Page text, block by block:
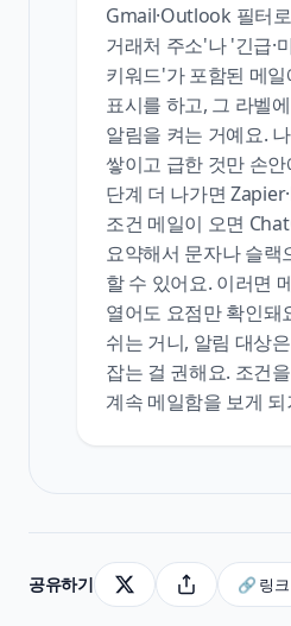
Gmail·Outlook 필터
거래처 주소'나 '긴급·
키워드'가 포함된 메일
표시를 하고, 그 라벨
알림을 켜는 거예요.
쌓이고 급한 것만 손
단계 더 나가면
조건 메일이 오면
요약해서 문자나 슬랙
할 수 있어요. 이러면
열어도 요점만 확인돼
쉬는 거니, 알림 대상
잡는 걸 권해요. 조건
계속 메일함을 보게
공유하기 🔗 링